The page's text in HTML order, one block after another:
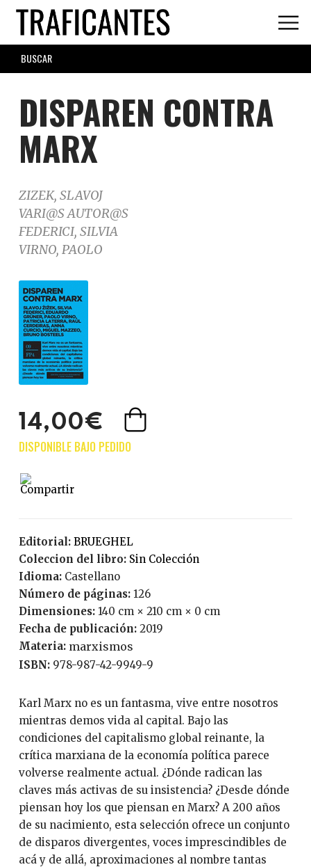
Skip
main
content
SEARCH
FORM
DISPAREN CONTRA
MARX
ZIZEK, SLAVOJ
VARI@S AUTOR@S
FEDERICI, SILVIA
VIRNO, PAOLO
14,00€
Editorial:
BRUEGHEL
Coleccion del libro:
Sin Colección
Idioma:
Castellano
Número de páginas: 126
Dimensiones: 140 cm × 210 cm × 0 cm
Fecha de publicación:
2019
Materia: marxismos
ISBN: 978-987-42-9949-9
Karl Marx no es un fantasma, vive entre nosotros
mientras demos vida al capital. Bajo las
condiciones del capitalismo global reinante, la
crítica marxiana de la economía política parece
volverse realmente actual. ¿Dónde radican las
claves más activas de su insistencia? ¿Desde dónde
piensan hoy los que piensan en Marx? A 200 años
de su nacimiento, esta selección ofrece un conjunto
de disparos divergentes, voces imprescindibles de
acá y de allá, aproximaciones al nombre tantas